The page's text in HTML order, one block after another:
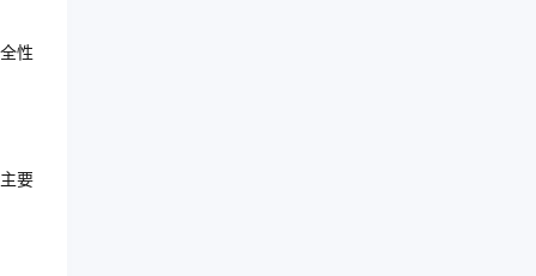
性
要